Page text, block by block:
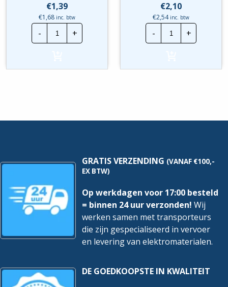
€1,39
€1,68 inc. btw
-
Cimco
perskabelschoen
|
M14
+
€2,10
€2,54inc. btw
-
Cimco
|
M8
+
GRATIS VERZENDING (VANAF €100,-
EX BTW)
Op werkdagen voor 17:00 besteld
= binnen 24 uur verzonden! Wij
werken samen met transporteurs
die zijn gespecialiseerd in vervoer
en levering van elektromaterialen.
DE GOEDKOOPSTE IN KWALITEIT